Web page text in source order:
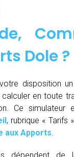
Dole?
disposition
en toute
Ce simulateur
, rubrique « Tarifs
aux Apports.